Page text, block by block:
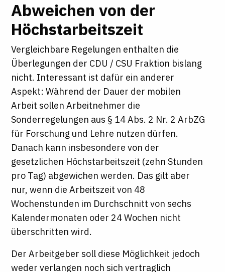
Abweichen von der
Höchstarbeitszeit
Vergleichbare Regelungen enthalten die
Überlegungen der CDU / CSU Fraktion bislang
nicht. Interessant ist dafür ein anderer
Aspekt: Während der Dauer der mobilen
Arbeit sollen Arbeitnehmer die
Sonderregelungen aus § 14 Abs. 2 Nr. 2 ArbZG
für Forschung und Lehre nutzen dürfen.
Danach kann insbesondere von der
gesetzlichen Höchstarbeitszeit (zehn Stunden
pro Tag) abgewichen werden. Das gilt aber
nur, wenn die Arbeitszeit von 48
Wochenstunden im Durchschnitt von sechs
Kalendermonaten oder 24 Wochen nicht
überschritten wird.
Der Arbeitgeber soll diese Möglichkeit jedoch
weder verlangen noch sich vertraglich